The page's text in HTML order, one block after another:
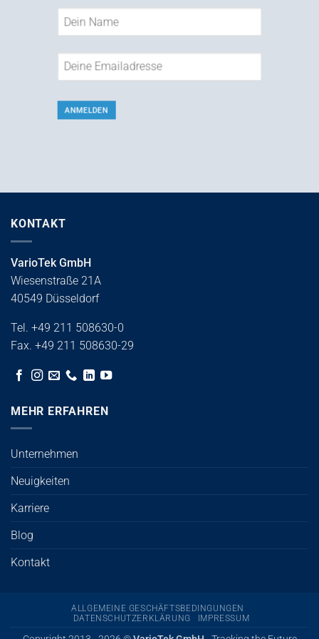
KONTAKT
VarioTek GmbH
Wiesenstraße 21A
40549 Düsseldorf
Tel. +49 211 508630-0
Fax. +49 211 508630-29
MEHR ERFAHREN
Unternehmen
Neuigkeiten
Karriere
Blog
Kontakt
ALLGEMEINE GESCHÄFTSBEDINGUNGEN
DATENSCHUTZERKLÄRUNG
IMPRESSUM